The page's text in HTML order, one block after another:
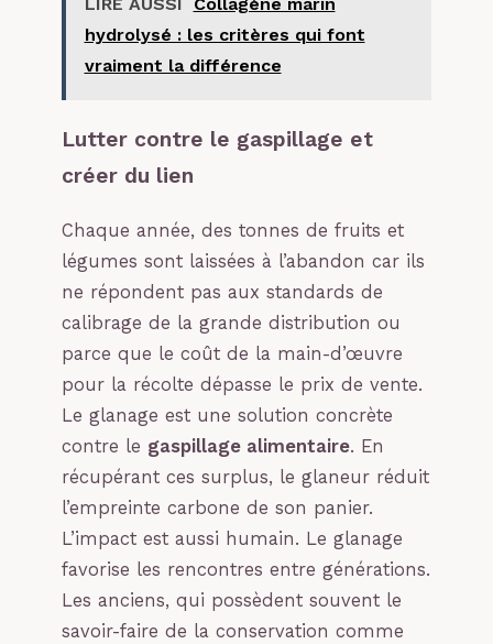
LIRE AUSSI
Collagène marin
hydrolysé : les critères qui font
vraiment la différence
Lutter contre le gaspillage et
créer du lien
Chaque année, des tonnes de fruits et
légumes sont laissées à l’abandon car ils
ne répondent pas aux standards de
calibrage de la grande distribution ou
parce que le coût de la main-d’œuvre
pour la récolte dépasse le prix de vente.
Le glanage est une solution concrète
contre le gaspillage alimentaire. En
récupérant ces surplus, le glaneur réduit
l’empreinte carbone de son panier.
L’impact est aussi humain. Le glanage
favorise les rencontres entre générations.
Les anciens, qui possèdent souvent le
savoir-faire de la conservation comme